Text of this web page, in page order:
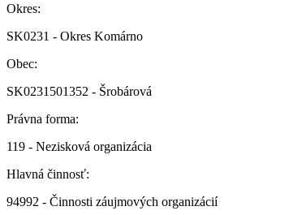
Okres:
SK0231 - Okres Komárno
Obec:
SK0231501352 - Šrobárová
Právna forma:
119 - Nezisková organizácia
Hlavná činnosť:
94992 - Činnosti záujmových organizácií